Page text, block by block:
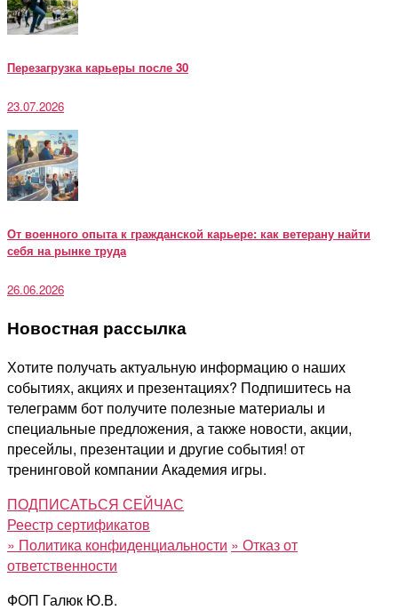
Перезагрузка карьеры после 30
23.07.2026
От военного опыта к гражданской карьере: как ветерану найти
себя на рынке труда
26.06.2026
Новостная рассылка
Хотите получать актуальную информацию о наших
событиях, акциях и презентациях? Подпишитесь на
телеграмм бот получите полезные материалы и
специальные предложения, а также новости, акции,
пресейлы, презентации и другие события! от
тренинговой компании Академия игры.
ПОДПИСАТЬСЯ СЕЙЧАС
Реестр сертификатов
» Политика конфиденциальности » Отказ от
ответственности
ФОП Галюк Ю.В.